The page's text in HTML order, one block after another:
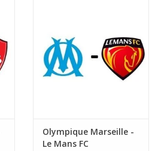
Olympique Marseille -
Le Mans FC